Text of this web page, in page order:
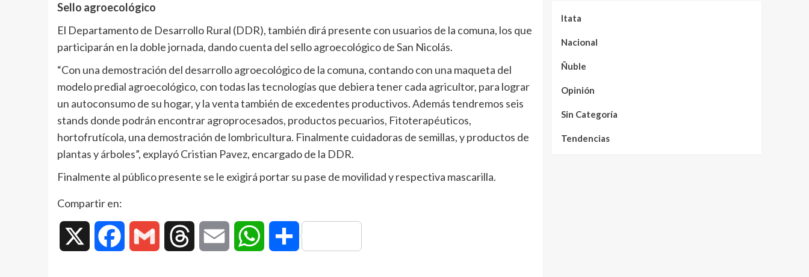
Sello agroecológico
El Departamento de Desarrollo Rural (DDR), también dirá presente con usuarios de la comuna, los que
participarán en la doble jornada, dando cuenta del sello agroecológico de San Nicolás.
“Con una demostración del desarrollo agroecológico de la comuna, contando con una maqueta del
modelo predial agroecológico, con todas las tecnologías que debiera tener cada agricultor, para lograr
un autoconsumo de su hogar, y la venta también de excedentes productivos. Además tendremos seis
stands donde podrán encontrar agroprocesados, productos pecuarios, Fitoterapéuticos,
hortofrutícola, una demostración de lombricultura. Finalmente cuidadoras de semillas, y productos de
plantas y árboles”, explayó Cristian Pavez, encargado de la DDR.
Finalmente al público presente se le exigirá portar su pase de movilidad y respectiva mascarilla.
Compartir en:
Facebook Gmail Threads Email WhatsAppCompartir
Itata
Nacional
Ñuble
Opinión
Sin Categoría
Tendencias